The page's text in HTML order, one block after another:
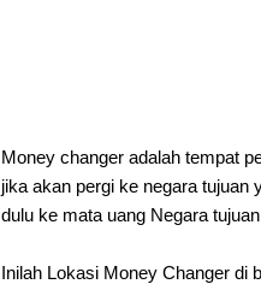
Money changer adalah tempat
jika akan pergi ke negara tujuan
dulu ke mata uang Negara tujuan
Inilah Lokasi Money Changer di